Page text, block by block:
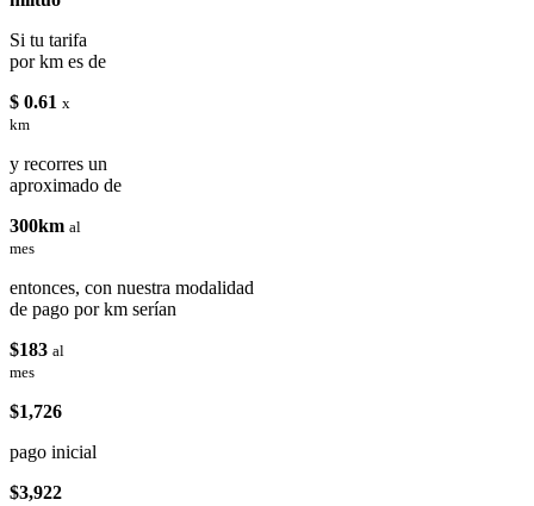
Si tu tarifa
por km es de
$ 0.61 x
km
y recorres un
aproximado de
300km al
mes
entonces, con nuestra modalidad
de pago por km serían
$183 al
mes
$1,726
pago inicial
$3,922